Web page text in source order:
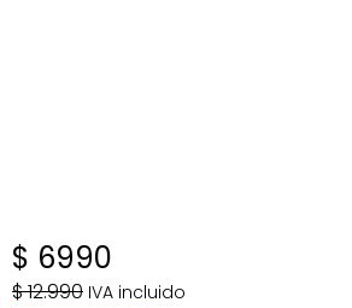
$ 6990
$12.990 IVA incluido